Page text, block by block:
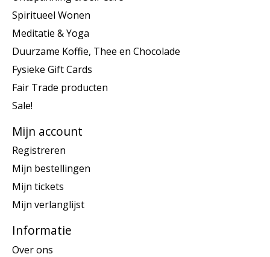
Spiritueel Wonen
Meditatie & Yoga
Duurzame Koffie, Thee en Chocolade
Fysieke Gift Cards
Fair Trade producten
Sale!
Mijn account
Registreren
Mijn bestellingen
Mijn tickets
Mijn verlanglijst
Informatie
Over ons